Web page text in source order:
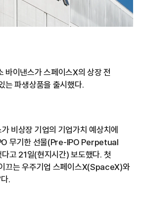
바이낸스가 스페이스X의 상장 전
는 파생상품을 출시했다.
비상장 기업의 기업가치 예상치에
무기한 선물(Pre-IPO Perpetual
고 21일(현지시간) 보도했다. 첫
끄는 우주기업 스페이스X(SpaceX)와
.